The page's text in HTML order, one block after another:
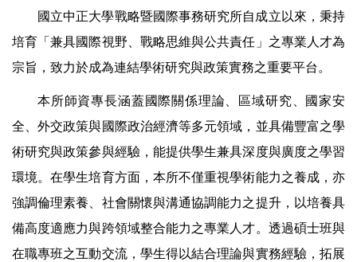
國立中正大學戰略暨國際事務研究所自成立以來，秉持
培育「兼具國際視野、戰略思維與公共責任」之專業人才為
宗旨，致力於成為連結學術研究與政策實務之重要平台。
本所師資專長涵蓋國際關係理論、區域研究、國家安
全、外交政策與國際政治經濟等多元領域，並具備豐富之學
術研究與政策參與經驗，能提供學生兼具深度與廣度之學習
環境。在學生培育方面，本所不僅重視學術能力之養成，亦
強調倫理素養、社會關懷與溝通協調能力之提升，以培養具
備高度適應力與跨領域整合能力之專業人才。透過碩士班與
在職專班之互動交流，學生得以結合理論與實務經驗，拓展